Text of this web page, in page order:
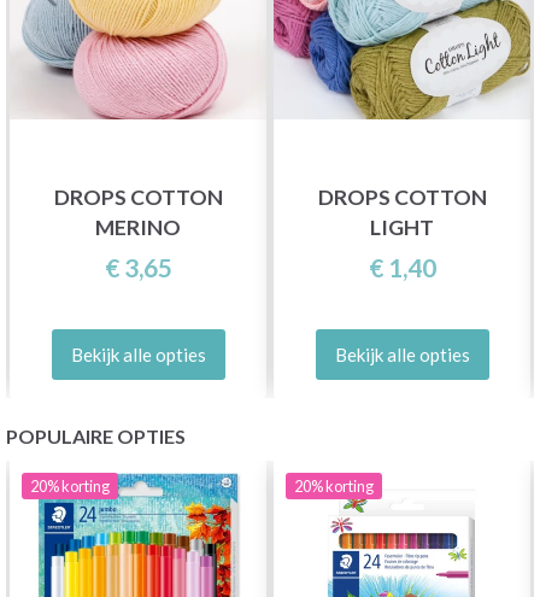
DROPS COTTON
MERINO
€ 3,65
Bekijk alle opties
DROPS COTTON
LIGHT
€ 1,40
Bekijk alle opties
POPULAIRE OPTIES
20%korting 20%korting